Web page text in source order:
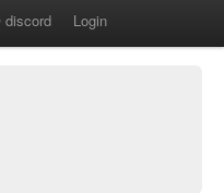
discord Login